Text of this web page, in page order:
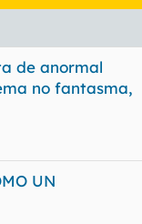
de anormal
no fantasma,
UN